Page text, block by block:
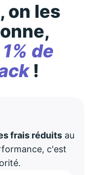
, on les
1% de
!
frais réduits au
c'est